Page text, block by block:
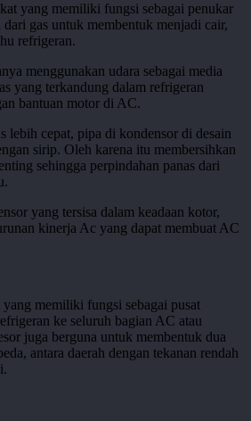
yang memiliki fungsi sebagai penukar
dari gas untuk membentuk menjadi cair,
refrigeran.
menggunakan udara sebagai media
yang terkandung dalam refrigeran
bantuan motor di AC.
lebih cepat, pipa di kondensor di desain
sirip. Oleh karena itu membersihkan
sehingga perpindahan panas dari
yang tersisa dalam keadaan kotor,
kinerja Ac yang dapat membuat AC
memiliki fungsi sebagai pusat
ke seluruh bagian AC atau
juga berguna untuk membentuk dua
antara daerah dengan tekanan rendah